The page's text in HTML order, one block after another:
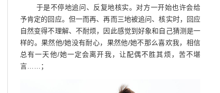
于是不停地追问、反复地核实。对方一开始也许会给
予肯定的回应。但一而再、再而三地被追问、核实时，回应
自然变得不理解、不耐烦，因此感觉到好象和自己猜测是一
样的。果然他/她没有耐心，果然他/她不那么喜欢我，相信
总有一天他/她一定会离开我，让配偶不胜其烦，苦不堪
言……；